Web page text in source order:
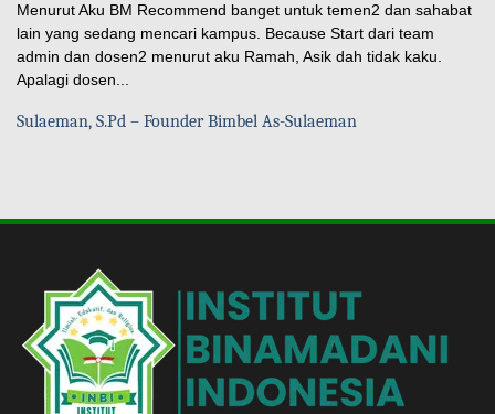
Menurut Aku BM Recommend banget untuk temen2 dan sahabat
lain yang sedang mencari kampus. Because Start dari team
admin dan dosen2 menurut aku Ramah, Asik dah tidak kaku.
Apalagi dosen...
Sulaeman, S.Pd – Founder Bimbel As-Sulaeman